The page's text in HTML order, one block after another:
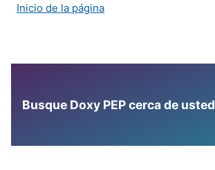
Inicio de la página
Busque Doxy PEP cerca de usted